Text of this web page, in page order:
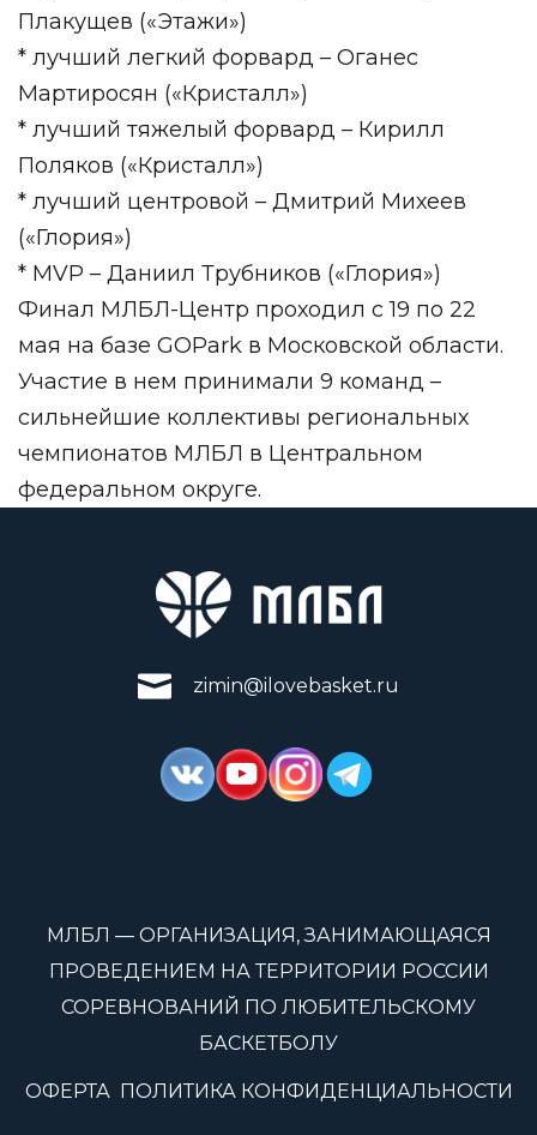
Плакущев («Этажи»)
* лучший легкий форвард – Оганес
Мартиросян («Кристалл»)
* лучший тяжелый форвард – Кирилл
Поляков («Кристалл»)
* лучший центровой – Дмитрий Михеев
(«Глория»)
* MVP – Даниил Трубников («Глория»)
Финал МЛБЛ-Центр проходил с 19 по 22
мая на базе GOPark в Московской области.
Участие в нем принимали 9 команд –
сильнейшие коллективы региональных
чемпионатов МЛБЛ в Центральном
федеральном округе.
zimin@ilovebasket.ru
МЛБЛ — ОРГАНИЗАЦИЯ, ЗАНИМАЮЩАЯСЯ
ПРОВЕДЕНИЕМ НА ТЕРРИТОРИИ РОССИИ
СОРЕВНОВАНИЙ ПО ЛЮБИТЕЛЬСКОМУ
БАСКЕТБОЛУ
ОФЕРТА ПОЛИТИКА КОНФИДЕНЦИАЛЬНОСТИ